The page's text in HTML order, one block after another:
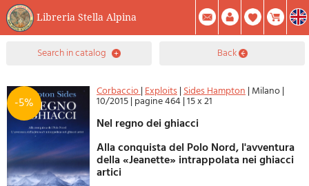
Libreria Stella Alpina
0Item(s) In Your Cart
Summary
Facebook
Create Account Mod. Password
search in catalog back
-5%
Corbaccio|Exploits|Sides Hampton| Milano|
10/2015| pagine 464|15 x 21
Nel regno dei ghiacci
Alla conquista del Polo Nord, l'avventura
della «Jeanette» intrappolata nei ghiacci
artici